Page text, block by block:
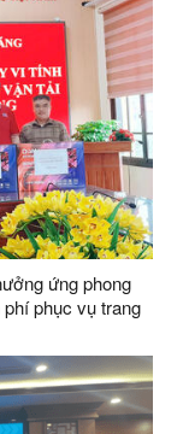
ứng phong
phục vụ trang